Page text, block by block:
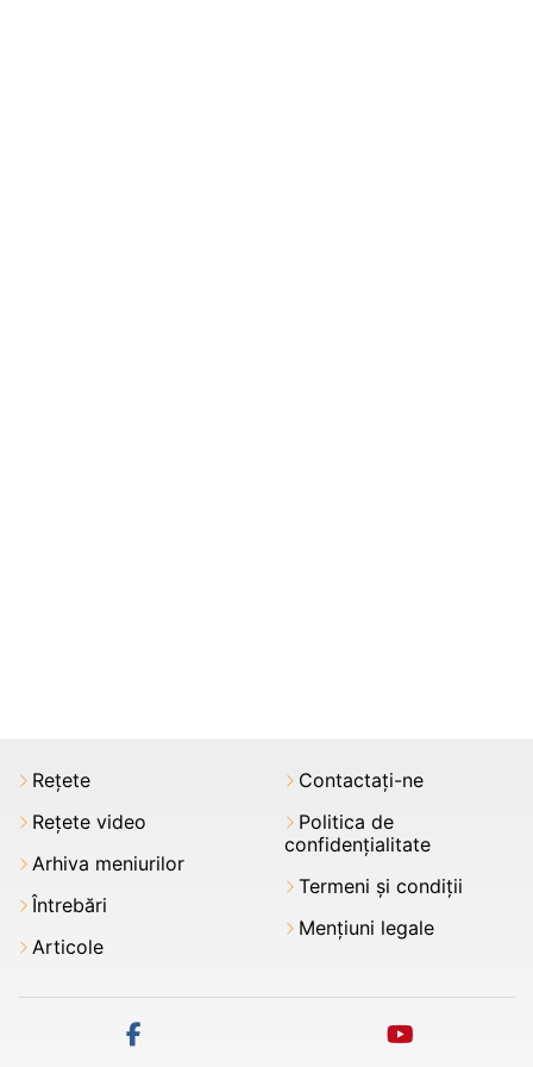
Rețete
Rețete video
Arhiva meniurilor
Întrebări
Articole
Contactați-ne
Politica de
confidențialitate
Termeni şi condiții
Mențiuni legale
facebook youtube